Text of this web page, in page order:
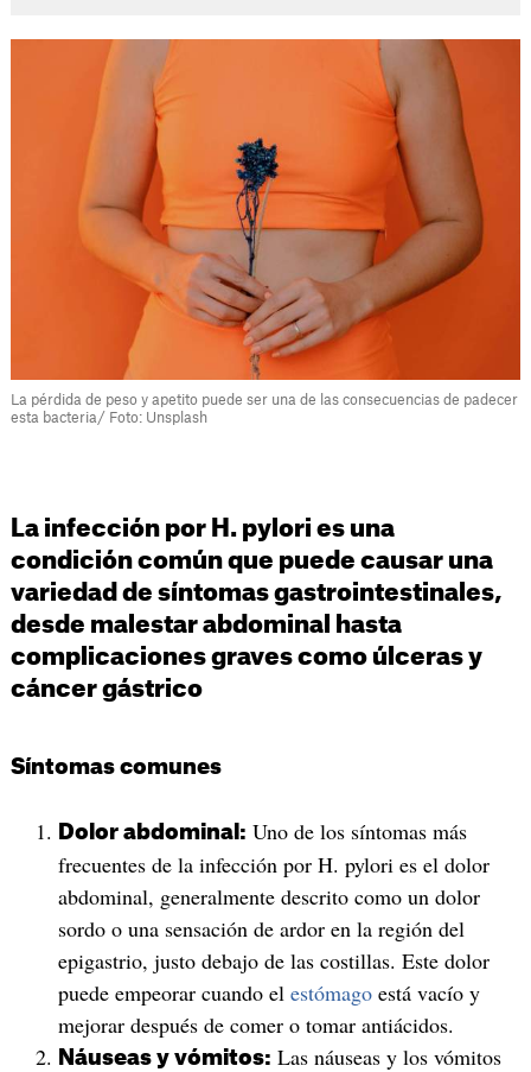
La pérdida de peso y apetito puede ser una de las consecuencias de padecer
esta bacteria/ Foto: Unsplash
La infección por H. pylori es una
condición común que puede causar una
variedad de síntomas gastrointestinales,
desde malestar abdominal hasta
complicaciones graves como úlceras y
cáncer gástrico
Síntomas comunes
Dolor abdominal: Uno de los síntomas más
frecuentes de la infección por H. pylori es el dolor
abdominal, generalmente descrito como un dolor
sordo o una sensación de ardor en la región del
epigastrio, justo debajo de las costillas. Este dolor
puede empeorar cuando el estómagoestá vacío y
mejorar después de comer o tomar antiácidos.
Náuseas y vómitos: Las náuseas y los vómitos